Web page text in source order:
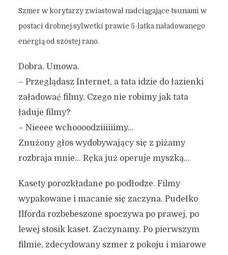
Szmer w korytarzy zwiastował nadciągające tsunami w
postaci drobnej sylwetki prawie 5-latka naładowanego
energią od szóstej rano.
Dobra. Umowa.
– Przeglądasz Internet, a tata idzie do łazienki
załadować filmy. Czego nie robimy jak tata
ładuje filmy?
– Nieeee wchoooodziiiiiimy…
Znużony głos wydobywający się z piżamy
rozbraja mnie… Ręka już operuje myszką…
Kasety porozkładane po podłodze. Filmy
wypakowane i macanie się zaczyna. Pudełko
Ilforda rozbebeszone spoczywa po prawej, po
lewej stosik kaset. Zaczynamy. Po pierwszym
filmie, zdecydowany szmer z pokoju i miarowe